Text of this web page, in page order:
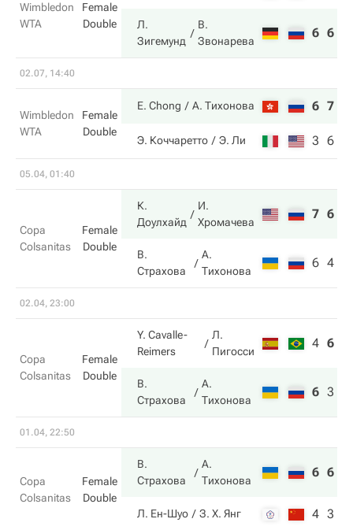
Wimbledon
WTA
Female
Double
Л.
Зигемунд
В.
Звонарева
6 6
02.07, 14:40
Wimbledon
WTA
Female
Double
E. Chong А. Тихонова 6 7
Э. Коччаретто Э. Ли 3 6
05.04, 01:40
Copa
Colsanitas
Female
Double
К.
Доулхайд
И.
Хромачева
7 6
В.
Страхова
А.
Тихонова
6 4
02.04, 23:00
Copa
Colsanitas
Female
Double
Y. Cavalle-
Reimers
Л.
Пигосси
4 6
В.
Страхова
А.
Тихонова
6 3
01.04, 22:50
Copa
Colsanitas
Female
Double
В.
Страхова
А.
Тихонова
6 6
Л. Ен-Шуо З. Х. Янг 4 3